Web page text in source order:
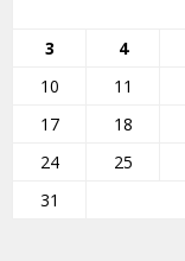
3
4
10
11
17
18
24
25
31